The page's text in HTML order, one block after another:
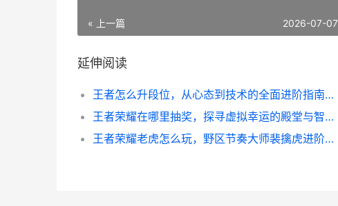
« 上一篇 2026-07-07
延伸阅读
王者怎么升段位，从心态到技术的全面进阶指南副标题，资深玩家的实战心得与体系构建
王者荣耀在哪里抽奖，探寻虚拟幸运的殿堂与智慧，副标题，资深玩家的抽奖地图与心得全解析
王者荣耀老虎怎么玩，野区节奏大师裴擒虎进阶攻略